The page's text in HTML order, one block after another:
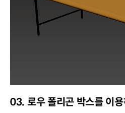
03. 로우 폴리곤 박스를 이용